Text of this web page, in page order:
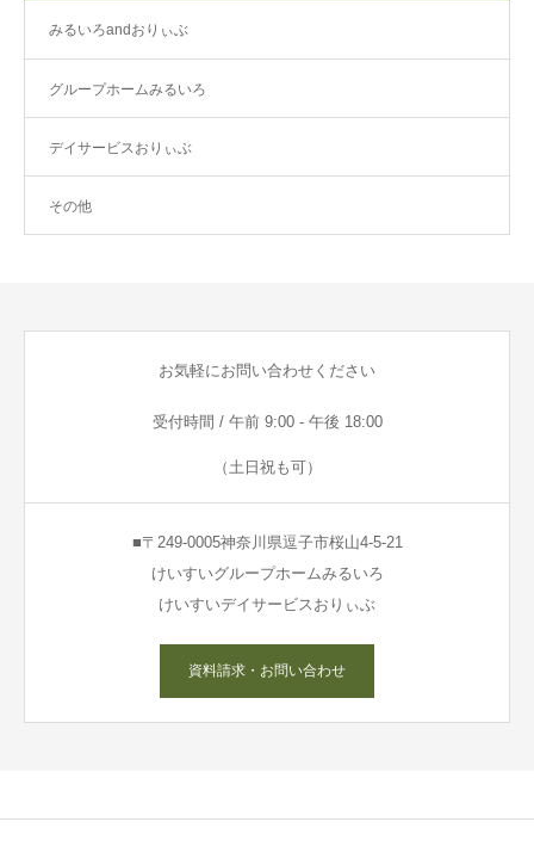
みるいろandおりぃぶ
グループホームみるいろ
デイサービスおりぃぶ
その他
お気軽にお問い合わせください
受付時間 / 午前 9:00 - 午後 18:00
（土日祝も可）
■〒249-0005神奈川県逗子市桜山4-5-21
けいすいグループホームみるいろ
けいすいデイサービスおりぃぶ
資料請求・お問い合わせ